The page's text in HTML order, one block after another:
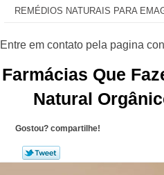
REMÉDIOS NATURAIS PARA
Farmácias Que
Natural
Gostou? compartilhe!